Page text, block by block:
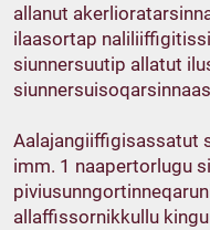
allanut
ilaasortap
siunnersuutip allatut
Aalajangiiffigisassatut
imm. 1 naapertorlugu
allaffissornikkullu